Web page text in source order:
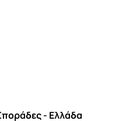
- Ελλάδα